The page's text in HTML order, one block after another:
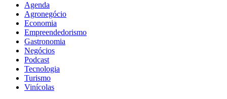
Agenda
Agronegócio
Economia
Empreendedorismo
Gastronomia
Negócios
Podcast
Tecnologia
Turismo
Vinícolas